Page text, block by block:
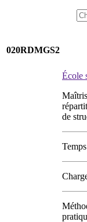
020RDMGS2
École
de